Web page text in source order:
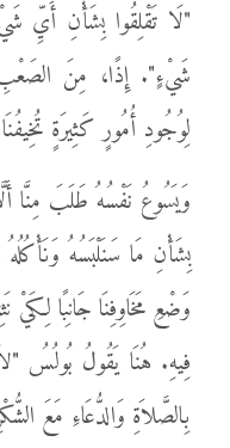
"لَا تَقْلِقُوا بِشَأْنِ أَيِّ
شَيْءٍ". إِذًا، مِنَ الصَعْبِ
لِوُجُودِ أُمُورٍ كَثِيرَةٍ
وَيَسُوعُ نَفْسُهُ طَلَبَ مِنَّا
بِشَأْنِ مَا سَنَلْبَسُهُ وَنَأْكُلُهُ
وَضْعِ مَخَاوِفِنَا جَانِبًا لِكَيْ
فِيهِ. هُنَا يَقُولُ بُولُسُ
بِالصَّلاَةِ وَالدُّعَاءِ مَعَ